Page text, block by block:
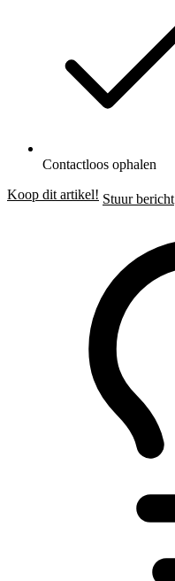
Contactloos ophalen
Koop dit artikel! Stuur bericht